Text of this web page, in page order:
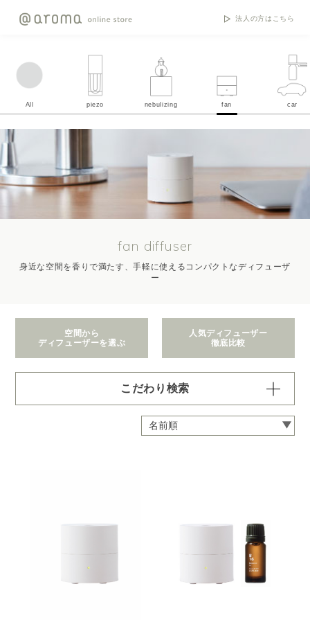
法人の方はこちら
All piezo nebulizing fan car
fan diffuser
身近な空間を香りで満たす、手軽に使えるコンパクトなディフューザ
ー
空間から
ディフューザーを選ぶ
人気ディフューザー
徹底比較
こだわり検索
※一つお選びください